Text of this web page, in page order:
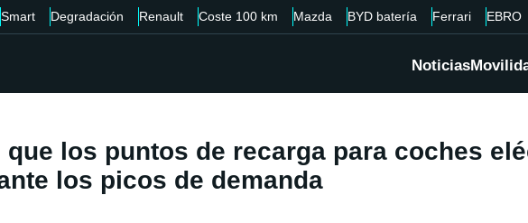
Smart Degradación Renault Coste 100 km Mazda BYD batería Ferrari EBRO
Noticias
los puntos de recarga para coches
los picos de demanda